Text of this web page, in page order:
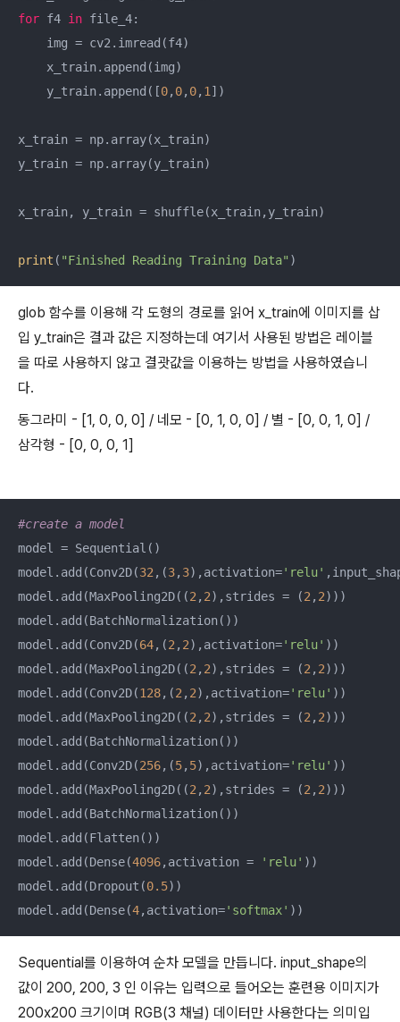
for f4 in file_4:
    img = cv2.imread(f4)
    x_train.append(img)
    y_train.append([
0, 0, 0, 1 ])
x_train = np.array(x_train)
y_train = np.array(y_train)
x_train, y_train = shuffle(x_train,y_train)
print ( "Finished Reading Training Data" )
glob 함수를 이용해 각 도형의 경로를 읽어 x_train에 이미지를 삽
입 y_train은 결과 값은 지정하는데 여기서 사용된 방법은 레이블
을 따로 사용하지 않고 결괏값을 이용하는 방법을 사용하였습니
다.
동그라미 - [1, 0, 0, 0] / 네모 - [0, 1, 0, 0] / 별 - [0, 0, 1, 0] /
삼각형 - [0, 0, 0, 1]
#create a model
model = Sequential()
model.add(Conv2D(32 ,(3, 3),activation='relu'
model.add(MaxPooling2D((2 , 2),strides = (2 , 2)))
model.add(BatchNormalization())
model.add(Conv2D(64,(2 , 2),activation='relu' ))
model.add(MaxPooling2D((2 , 2),strides = (2 , 2)))
model.add(Conv2D(128,(2 , 2),activation='relu' ))
model.add(MaxPooling2D((2 , 2),strides = (2 , 2)))
model.add(BatchNormalization())
model.add(Conv2D(256,(5, 5),activation='relu' ))
model.add(MaxPooling2D((2 , 2),strides = (2 , 2)))
model.add(BatchNormalization())
model.add(Flatten())
model.add(Dense(4096,activation = 'relu' ))
model.add(Dropout(0.5))
model.add(Dense(4,activation='softmax' ))
Sequential를 이용하여 순차 모델을 만듭니다. input_shape의
값이 200, 200, 3 인 이유는 입력으로 들어오는 훈련용 이미지가
200x200 크기이며 RGB(3 채널) 데이터만 사용한다는 의미입